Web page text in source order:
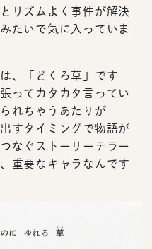
リズムよく事件が解決
たいで気に入っていま
、「どくろ草」です
ってカタカタ言ってい
れちゃうあたりが
すタイミングで物語が
なぐストーリーテラー
重要なキャラなんです